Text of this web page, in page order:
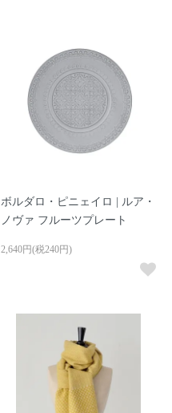
ボルダロ・ピニェイロ | ルア・
ノヴァ フルーツプレート
2,640円(税240円)